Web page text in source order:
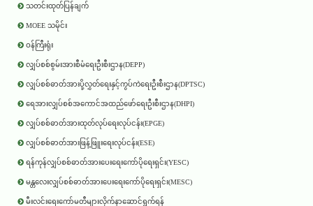
သတင်းထုတ်ပြန်ချက်
MOEE သမိုင်း
ဝန်ကြီးရုံး
လျှပ်စစ်စွမ်းအားစီမံရေးဦးစီးဌာန(DEPP)
လျှပ်စစ်ဓာတ်အားပို့လွှတ်ရေးနှင့်ကွပ်ကဲရေးဦးစီးဌာန(DPTSC)
ရေအားလျှပ်စစ်အကောင်အထည်ဖော်ရေးဦးစီးဌာန(DHPI)
လျှပ်စစ်ဓာတ်အားထုတ်လုပ်ရေးလုပ်ငန်း(EPGE)
လျှပ်စစ်ဓာတ်အားဖြန့်ဖြူးရေးလုပ်ငန်း(ESE)
ရန်ကုန်လျှပ်စစ်ဓာတ်အားပေးရေးကော်ပိုရေးရှင်း(YESC)
မန္တလေးလျှပ်စစ်ဓာတ်အားပေးရေးကော်ပိုရေးရှင်း(MESC)
မီးလင်းရေးကော်မတီများလိုက်နာဆောင်ရွက်ရန်